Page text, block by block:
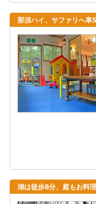
那須ハイ、サファリへ車
湖は徒歩8分、庭もお料